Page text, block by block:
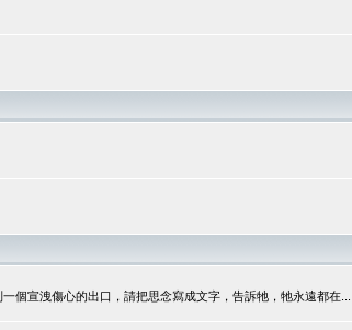
個宣洩傷心的出口，請把思念寫成文字，告訴牠，牠永遠都在.....